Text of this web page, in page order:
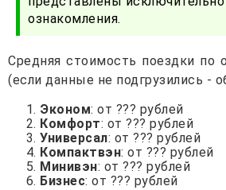
ознакомления.
Средняя стоимость поездки по
(если данные не подгрузились -
Эконом: от ??? рублей
Комфорт: от ??? рублей
Универсал: от ??? рублей
Компактвэн: от ??? рублей
Минивэн: от ??? рублей
Бизнес: от ??? рублей